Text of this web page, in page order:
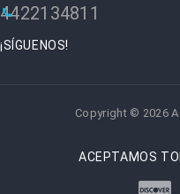
4422134811
¡SÍGUENOS!
Copyright © 2026
ACEPTAMOS